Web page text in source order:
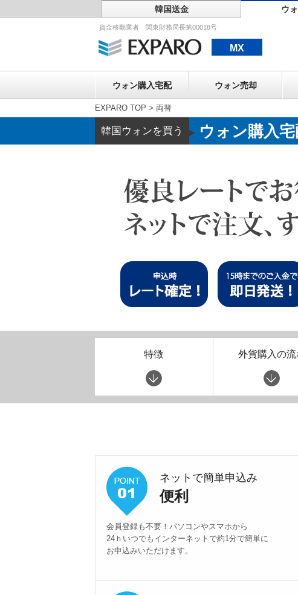
韓国送金 ウ
資金移動業者 関東財務局長第00018号
MX
ウォン購入宅配 ウォン売却
EXPARO TOP > 両替
韓国ウォンを買う ▶ウォン購入宅
特徴 外貨購入の流
ネットで簡単申込み
便利
会員登録も不要！パソコンやスマホから
24ｈいつでもインターネットで約1分で簡単に
お申込みいただけます。